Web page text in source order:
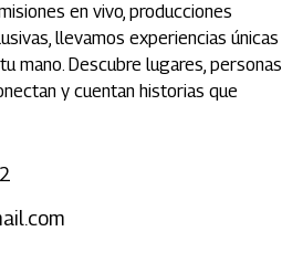
en vivo, producciones
llevamos experiencias únicas
mano. Descubre lugares, personas
y cuentan historias que